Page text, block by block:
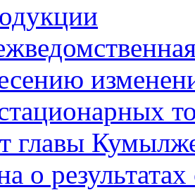
главы
о